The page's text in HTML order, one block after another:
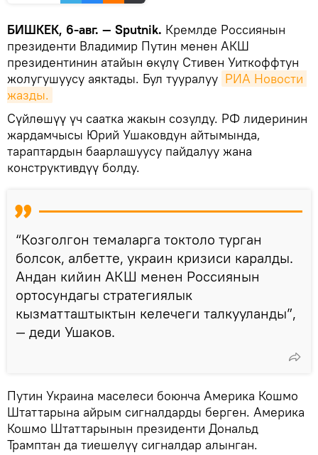
БИШКЕК, 6-авг. — Sputnik. Кремлде Россиянын
президенти Владимир Путин менен АКШ
президентинин атайын өкүлү Стивен Уиткоффтун
жолугушуусу аяктады. Бул тууралуу РИА Новости
жазды.
Сүйлөшүү үч саатка жакын созулду. РФ лидеринин
жардамчысы Юрий Ушаковдун айтымында,
тараптардын баарлашуусу пайдалуу жана
конструктивдүү болду.
“Козголгон темаларга токтоло турган
болсок, албетте, украин кризиси каралды.
Андан кийин АКШ менен Россиянын
ортосундагы стратегиялык
кызматташтыктын келечеги талкууланды”,
— деди Ушаков.
Путин Украина маселеси боюнча Америка Кошмо
Штаттарына айрым сигналдарды берген. Америка
Кошмо Штаттарынын президенти Дональд
Трамптан да тиешелүү сигналдар алынган.